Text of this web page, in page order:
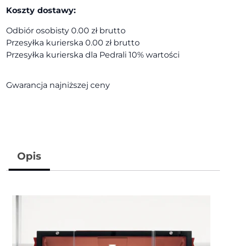
Koszty dostawy:
Odbiór osobisty 0.00 zł brutto
Przesyłka kurierska 0.00 zł brutto
Przesyłka kurierska dla Pedrali 10% wartości
Gwarancja najniższej ceny
Opis